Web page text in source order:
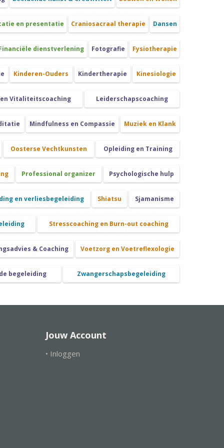
en presentatie Craniosacraal therapie Dansen
dienstverlening Fotografie Fysiotherapie
Kinderen-Ouders Kindertherapie Kinesiologie
Vitaliteitscoaching Leiderschapscoaching
Mindfulness en Compassie Muziek en Klank
Oosterse Vechtkunsten Opleiding en Training
Professional organizer Psychologische hulp
en verliesbegeleiding Shiatsu Sjamanisme
Stresscoaching en Burn-out coaching
& Coaching Voetzorg en Voetreflexologie
begeleiding Zwangerschapsbegeleiding
Jouw Account
• Inloggen